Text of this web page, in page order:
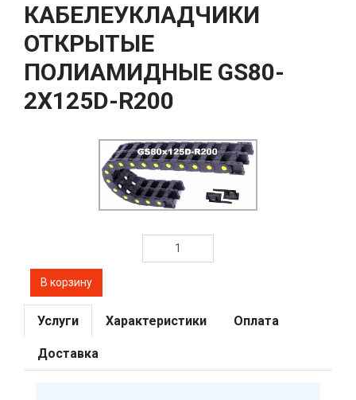
КАБЕЛЕУКЛАДЧИКИ
ОТКРЫТЫЕ
ПОЛИАМИДНЫЕ GS80-
2Х125D-R200
Услуги Характеристики Оплата
Доставка